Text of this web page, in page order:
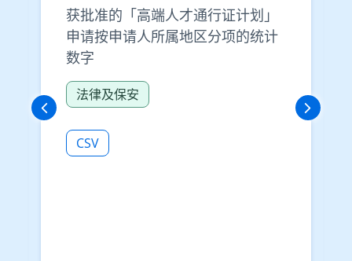
获批准的「高端人才通行证计划」
申请按申请人所属地区分项的统计
数字
法律及保安
CSV